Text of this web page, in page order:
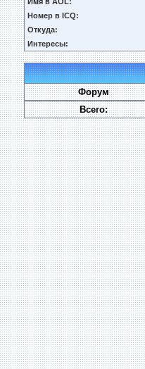
Номер в ICQ:
Откуда:
Интересы:
Форум
Всего: